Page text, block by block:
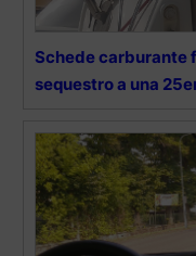
Schede carburante
sequestro a una